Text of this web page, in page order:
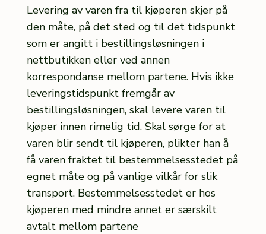
Levering av varen fra til kjøperen skjer på
den måte, på det sted og til det tidspunkt
som er angitt i bestillingsløsningen i
nettbutikken eller ved annen
korrespondanse mellom partene. Hvis ikke
leveringstidspunkt fremgår av
bestillingsløsningen, skal levere varen til
kjøper innen rimelig tid. Skal sørge for at
varen blir sendt til kjøperen, plikter han å
få varen fraktet til bestemmelsesstedet på
egnet måte og på vanlige vilkår for slik
transport. Bestemmelsesstedet er hos
kjøperen med mindre annet er særskilt
avtalt mellom partene